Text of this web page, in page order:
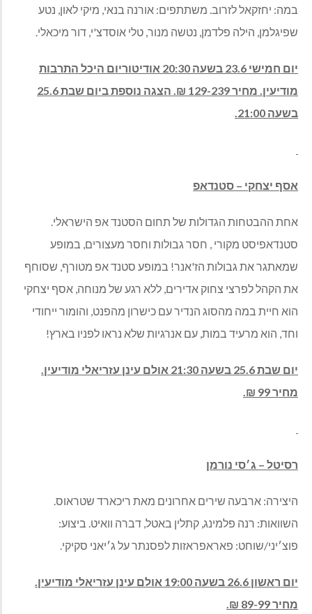
במה: יחזקאל לזרוב. משתתפים: אורנה בנאי, מיקי לאון, נטע
שפיגלמן, הילה פלדמן, נטשה מנור, טלי אוסדצ'י, דור מיכאלי.
יום חמישי 23.6 בשעה 20:30 אודיטוריום היכל התרבות
מודיעין. מחיר 129-239 ₪. הצגה נוספת ביום שבת 25.6
בשעה 21:00.
אסף יצחקי – סטנדאפ
אחת ההבטחות הגדולות של תחום הסטנד אפ הישראלי.
סטנדאפיסט מקורי , חסר גבולות וחסר מעצורים, במופע
שמאתגר את גבולות הז'אנר! במופע סטנד אפ מטורף, שסוחף
את הקהל לפרצי צחוק אדירים, ללא רגע של מנוחה, אסף יצחקי
הוא חיית במה מהסוג הנדיר עם כישרון מהפנט, והומור ייחודי
וחד, הוא מרעיד במות, עם אנרגיות שלא נראו לפניו בארץ!
יום שבת 25.6 בשעה 21:30 אולם עינן עזריאלי מודיעין.
מחיר 99 ₪.
רסיטל – ג׳סי נורמן
היצירה: ארבעה שירים אחרונים מאת ריכארד שטראוס.
השוואות: רנה פלמינג, קתלין באטל, דברה וואיט. ביצוע:
פוצ׳יני/שוחט: פאראפראזות לפסנתר על ג׳יאני סקיקי.
יום ראשון 26.6 בשעה 19:00 אולם עינן עזריאלי מודיעין.
מחיר 89-99 ₪.